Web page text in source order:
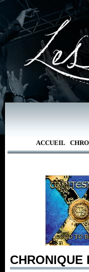
ACCUEIL
CHRONIQUE